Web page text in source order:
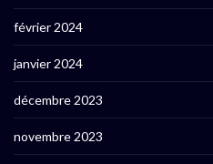
février 2024
janvier 2024
décembre 2023
novembre 2023